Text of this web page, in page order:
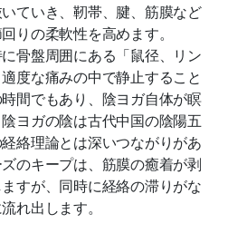
ていき、靭帯、腱、筋膜など
りの柔軟性を高めます。
骨盤周囲にある「鼠径、リン
度な痛みの中で静止すること
間でもあり、陰ヨガ自体が瞑
ヨガの陰は古代中国の陰陽五
絡理論とは深いつながりがあ
のキープは、筋膜の癒着が剥
すが、同時に経絡の滞りがな
れ出します。